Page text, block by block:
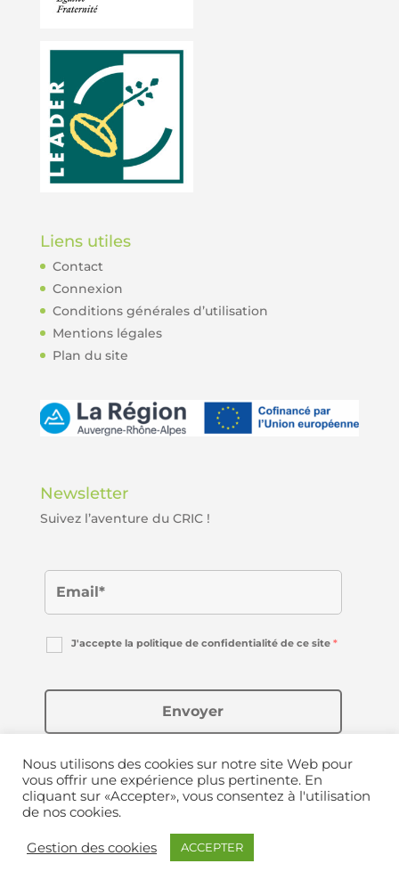
Liens utiles
Contact
Connexion
Conditions générales d’utilisation
Mentions légales
Plan du site
Newsletter
Suivez l’aventure du CRIC !
J'accepte la politique de confidentialité de ce site *
Copyright © 2020-2024 Le Cric | Créé avec ❤ par
Appiweb
Nous utilisons des cookies sur notre site Web pour
vous offrir une expérience plus pertinente. En
cliquant sur «Accepter», vous consentez à l'utilisation
de nos cookies.
Gestion des cookies ACCEPTER